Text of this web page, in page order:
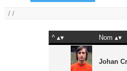
/ /
^ Nom
Johan